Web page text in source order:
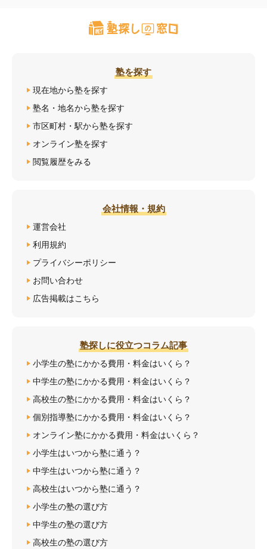
塾を探す
現在地から塾を探す
塾名・地名から塾を探す
市区町村・駅から塾を探す
オンライン塾を探す
閲覧履歴をみる
会社情報・規約
運営会社
利用規約
プライバシーポリシー
お問い合わせ
広告掲載はこちら
塾探しに役立つコラム記事
小学生の塾にかかる費用・料金はいくら？
中学生の塾にかかる費用・料金はいくら？
高校生の塾にかかる費用・料金はいくら？
個別指導塾にかかる費用・料金はいくら？
オンライン塾にかかる費用・料金はいくら？
小学生はいつから塾に通う？
中学生はいつから塾に通う？
高校生はいつから塾に通う？
小学生の塾の選び方
中学生の塾の選び方
高校生の塾の選び方